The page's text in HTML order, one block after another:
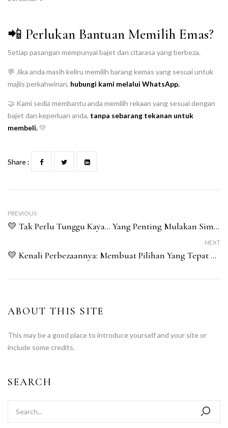
ABOUT THIS SITE
This may be a good place to introduce yourself and your site or
include some credits.
SEARCH
📲 Perlukan Bantuan Memilih Emas?
Setiap pasangan mempunyai bajet dan citarasa yang berbeza.
💬 Jika anda masih keliru memilih barang kemas yang sesuai untuk
majlis perkahwinan, hubungi kami melalui WhatsApp.
🤝 Kami sedia membantu anda memilih rekaan yang sesuai dengan
bajet dan keperluan anda, tanpa sebarang tekanan untuk
membeli. 💛
Share :
PREVIOUS
💛 Tak Perlu Tunggu Kaya… Yang Penting Mulakan Simpanan Dengan Konsisten
NEXT
💛 Kenali Perbezaannya: Membuat Pilihan Yang Tepat Mengikut Matlamat Anda.